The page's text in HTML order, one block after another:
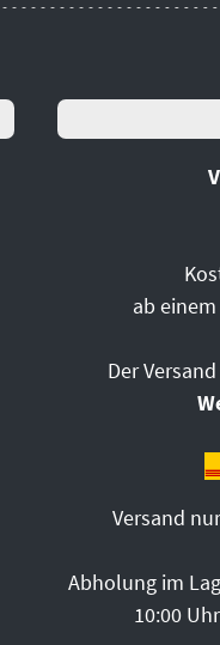
ab
Der
Versand
Abholung im
10:00